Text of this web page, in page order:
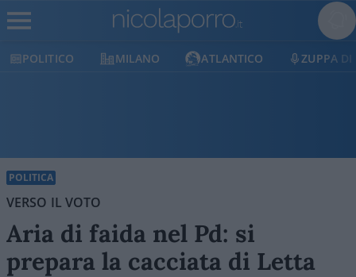
MILANO ATLANTICO ZUPPA DI PORRO
POLITICA
VERSO IL VOTO
Aria di faida nel Pd: si
prepara la cacciata di Letta